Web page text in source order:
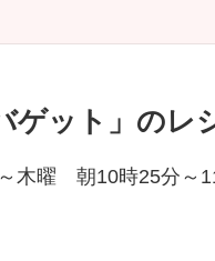
ゲット」のレ
木曜 朝10時25分～